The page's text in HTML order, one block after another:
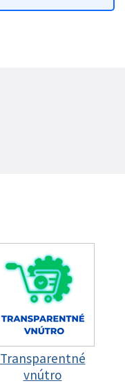
Transparentné
vnútro